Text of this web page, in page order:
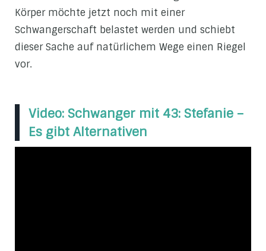
Körper möchte jetzt noch mit einer
Schwangerschaft belastet werden und schiebt
dieser Sache auf natürlichem Wege einen Riegel
vor.
Video: Schwanger mit 43: Stefanie –
Es gibt Alternativen